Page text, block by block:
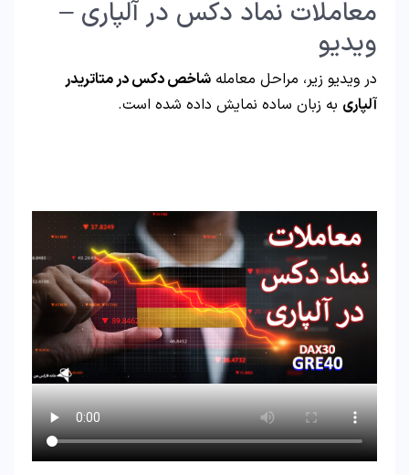
معاملات نماد دکس در آلپاری –
ویدیو
در ویدیو زیر، مراحل معامله شاخص دکس در متاتریدر
آلپاری به زبان ساده نمایش داده شده است.